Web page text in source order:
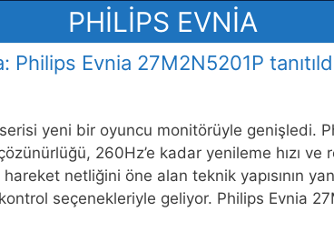
PHILIPS EVNIA
Evnia 27M2N5201P
yeni bir oyuncu monitörüyle genişledi.
260Hz’e kadar yenileme hızı
netliğini öne alan teknik yapısının
seçenekleriyle geliyor. Philips Evnia